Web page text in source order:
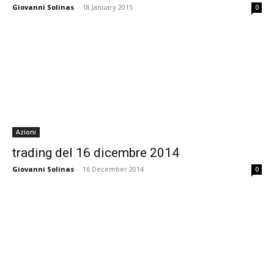
Giovanni Solinas - 18 January 2015 0
Azioni
trading del 16 dicembre 2014
Giovanni Solinas - 16 December 2014 0